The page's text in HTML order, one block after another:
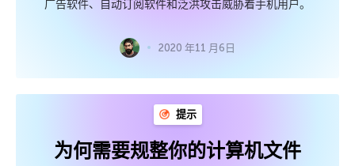
广告软件、自动订阅软件和泛洪攻击威胁着手机用户。
2020 年11 月6日
提示
为何需要规整你的计算机文件